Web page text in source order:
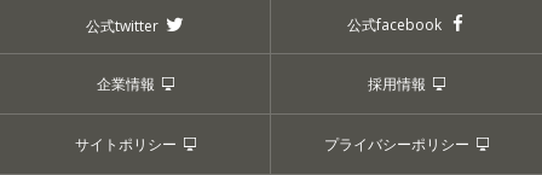
公式twitter 公式facebook
企業情報 採用情報
サイトポリシー プライバシーポリシー